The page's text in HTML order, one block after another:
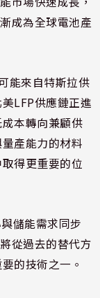
成為全球電池產
能來自特斯拉供
LFP供應鏈正進
本轉向兼顧供
產能力的材料
得更重要的位
儲能需求同步
從過去的替代方
的技術之一。